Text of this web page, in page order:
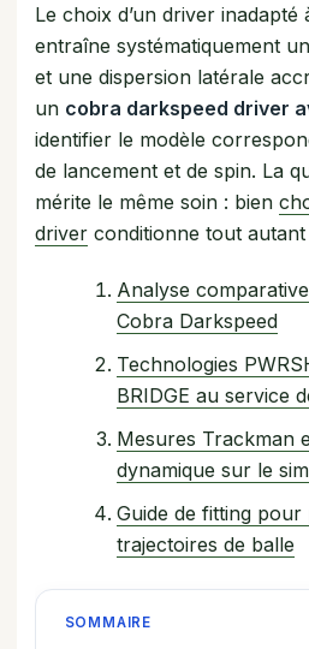
Le choix d’un driver inadapté
entraîne systématiquement
et une dispersion latérale
un cobra darkspeed driver
identifier le modèle
de lancement et de spin. La
mérite le même soin : bien
driverconditionne tout autant
Analyse
Cobra Darkspeed
Technologies
BRIDGE au service
Mesures Trackman
dynamique sur le
Guide de fitting
trajectoires de balle
SOMMAIRE